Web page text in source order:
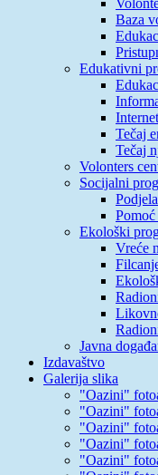
Baza
Edukativni
Tečaj
Tečaj
Volonters
Socijalni
Pomoć
Ekološki
Vreće
Javna
Izdavaštvo
Galerija slika
"Oazini"
"Oazini"
"Oazini"
"Oazini"
"Oazini"